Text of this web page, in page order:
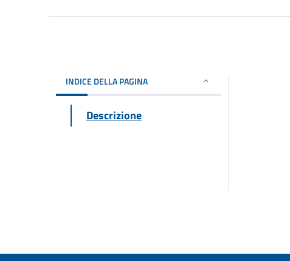
INDICE DELLA PAGINA
Descrizione